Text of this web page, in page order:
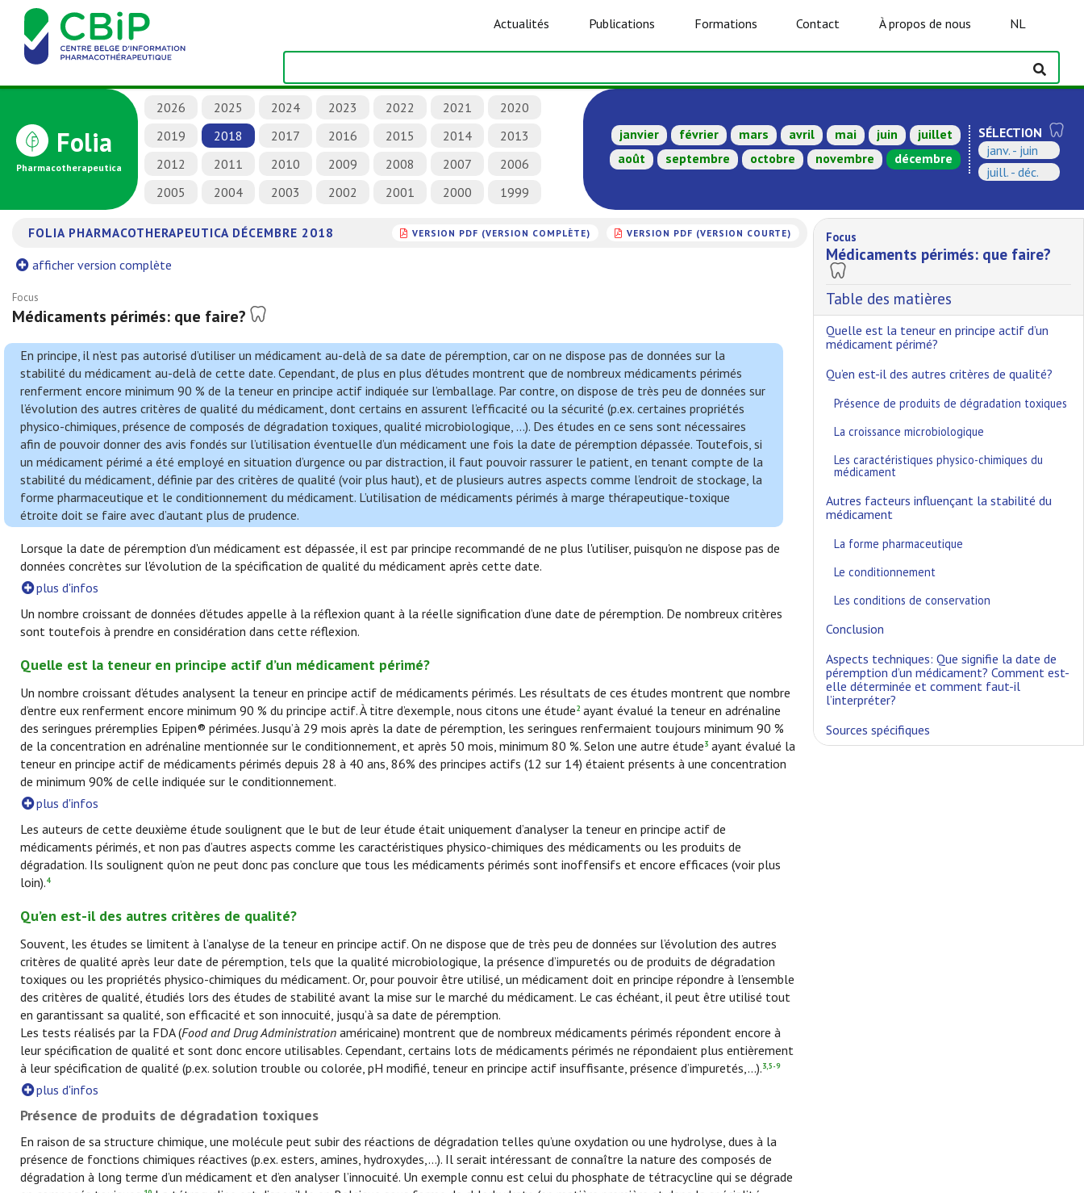
Actualités Publications Formations Contact À propos de nous NL
Folia
Pharmacotherapeutica
2026 2025 2024 2023 2022 2021
2020
2019
2018 2017 2016 2015 2014
2013
2012
2011 2010 2009 2008 2007
2006
2005
2004 2003 2002 2001 2000 1999
janvier février mars avril mai juin
juillet
août
septembre octobre novembre décembre
SÉLECTION
janv. - juin
juill. - déc.
FOLIA PHARMACOTHERAPEUTICA DÉCEMBRE 2018 VERSION PDF (VERSION COMPLÈTE) VERSION PDF (VERSION COURTE)
afficher version complète
Focus
Médicaments périmés: que faire?
En principe, il n’est pas autorisé d’utiliser un médicament au-delà de sa date de péremption, car on ne dispose pas de données sur la
stabilité du médicament au-delà de cette date. Cependant, de plus en plus d’études montrent que de nombreux médicaments périmés
renferment encore minimum 90 % de la teneur en principe actif indiquée sur l’emballage. Par contre, on dispose de très peu de données sur
l’évolution des autres critères de qualité du médicament, dont certains en assurent l’efficacité ou la sécurité (p.ex. certaines propriétés
physico-chimiques, présence de composés de dégradation toxiques, qualité microbiologique, …). Des études en ce sens sont nécessaires
afin de pouvoir donner des avis fondés sur l’utilisation éventuelle d’un médicament une fois la date de péremption dépassée. Toutefois, si
un médicament périmé a été employé en situation d’urgence ou par distraction, il faut pouvoir rassurer le patient, en tenant compte de la
stabilité du médicament, définie par des critères de qualité (voir plus haut), et de plusieurs autres aspects comme l’endroit de stockage, la
forme pharmaceutique et le conditionnement du médicament. L’utilisation de médicaments périmés à marge thérapeutique-toxique
étroite doit se faire avec d’autant plus de prudence.
Lorsque la date de péremption d'un médicament est dépassée, il est par principe recommandé de ne plus l'utiliser, puisqu'on ne dispose pas de
données concrètes sur l'évolution de la spécification de qualité du médicament après cette date.
plus d'infos
Un nombre croissant de données d’études appelle à la réflexion quant à la réelle signification d’une date de péremption. De nombreux critères
sont toutefois à prendre en considération dans cette réflexion.
Quelle est la teneur en principe actif d’un médicament périmé?
Un nombre croissant d’études analysent la teneur en principe actif de médicaments périmés. Les résultats de ces études montrent que nombre
d’entre eux renferment encore minimum 90 % du principe actif. À titre d’exemple, nous citons une étude2 ayant évalué la teneur en adrénaline
des seringues préremplies Epipen® périmées. Jusqu’à 29 mois après la date de péremption, les seringues renfermaient toujours minimum 90 %
de la concentration en adrénaline mentionnée sur le conditionnement, et après 50 mois, minimum 80 %. Selon une autre étude3 ayant évalué la
teneur en principe actif de médicaments périmés depuis 28 à 40 ans, 86% des principes actifs (12 sur 14) étaient présents à une concentration
de minimum 90% de celle indiquée sur le conditionnement.
plus d'infos
Les auteurs de cette deuxième étude soulignent que le but de leur étude était uniquement d’analyser la teneur en principe actif de
médicaments périmés, et non pas d’autres aspects comme les caractéristiques physico-chimiques des médicaments ou les produits de
dégradation. Ils soulignent qu’on ne peut donc pas conclure que tous les médicaments périmés sont inoffensifs et encore efficaces (voir plus
loin).4
Qu’en est-il des autres critères de qualité?
Souvent, les études se limitent à l’analyse de la teneur en principe actif. On ne dispose que de très peu de données sur l’évolution des autres
critères de qualité après leur date de péremption, tels que la qualité microbiologique, la présence d’impuretés ou de produits de dégradation
toxiques ou les propriétés physico-chimiques du médicament. Or, pour pouvoir être utilisé, un médicament doit en principe répondre à l’ensemble
des critères de qualité, étudiés lors des études de stabilité avant la mise sur le marché du médicament. Le cas échéant, il peut être utilisé tout
en garantissant sa qualité, son efficacité et son innocuité, jusqu’à sa date de péremption.
Les tests réalisés par la FDA (Food and Drug Administration américaine) montrent que de nombreux médicaments périmés répondent encore à
leur spécification de qualité et sont donc encore utilisables. Cependant, certains lots de médicaments périmés ne répondaient plus entièrement
à leur spécification de qualité (p.ex. solution trouble ou colorée, pH modifié, teneur en principe actif insuffisante, présence d’impuretés,...).3,5-9
plus d'infos
Présence de produits de dégradation toxiques
En raison de sa structure chimique, une molécule peut subir des réactions de dégradation telles qu’une oxydation ou une hydrolyse, dues à la
présence de fonctions chimiques réactives (p.ex. esters, amines, hydroxydes,…). Il serait intéressant de connaître la nature des composés de
dégradation à long terme d’un médicament et d’en analyser l’innocuité. Un exemple connu est celui du phosphate de tétracycline qui se dégrade
Focus
Médicaments périmés: que faire?
Table des matières
Quelle est la teneur en principe actif d’un
médicament périmé?
Qu’en est-il des autres critères de qualité?
Présence de produits de dégradation toxiques
La croissance microbiologique
Les caractéristiques physico-chimiques du
médicament
Autres facteurs influençant la stabilité du
médicament
La forme pharmaceutique
Le conditionnement
Les conditions de conservation
Conclusion
Aspects techniques: Que signifie la date de
péremption d’un médicament? Comment est-
elle déterminée et comment faut-il
l’interpréter?
Sources spécifiques